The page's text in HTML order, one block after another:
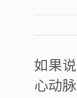
如果
心动